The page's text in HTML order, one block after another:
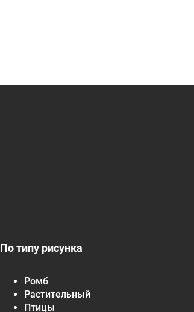
По типу рисунка
Ромб
Растительный
Птицы